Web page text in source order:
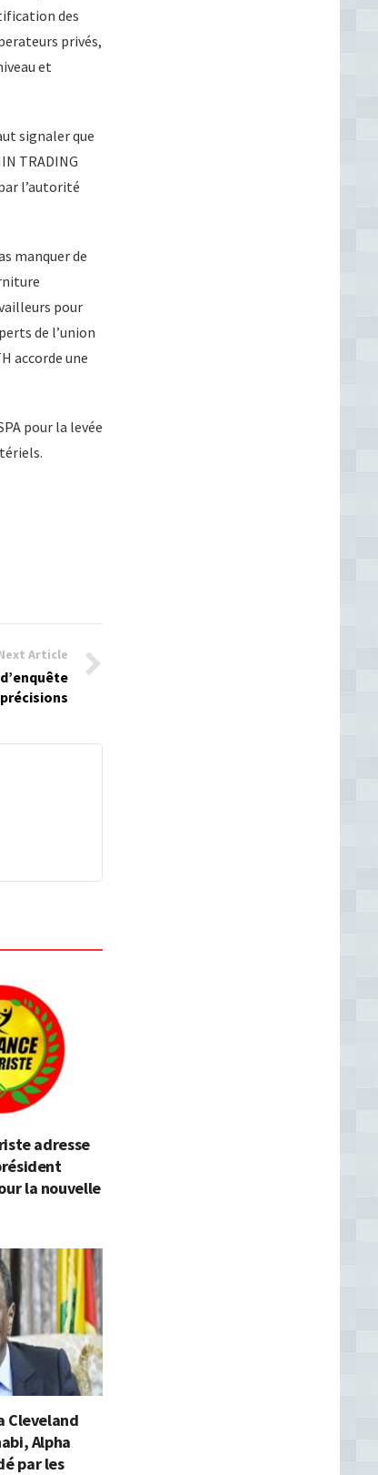
des
privés,
et
signaler que
TRADING
l’autorité
manquer de
pour
de l’union
accorde une
pour la levée
Article
adresse
la nouvelle
Cleveland
Alpha
par les